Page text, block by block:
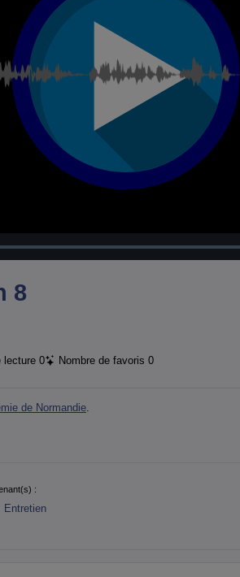
Chargé:
100.00%
8
lecture 0 Nombre de favoris 0
de Normandie.
:
Entretien